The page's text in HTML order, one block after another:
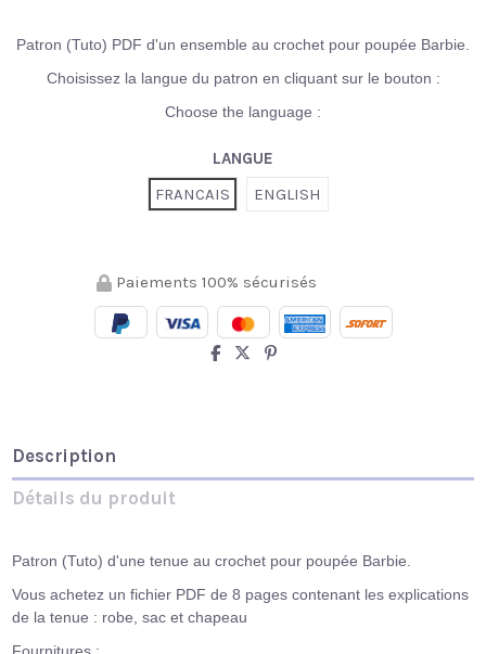
Patron (Tuto) PDF d'un ensemble au crochet pour poupée Barbie.
Choisissez la langue du patron en cliquant sur le bouton :
Choose the language :
LANGUE
FRANCAIS
ENGLISH
Paiements 100% sécurisés
Description
Détails du produit
Patron (Tuto) d'une tenue au crochet pour poupée Barbie.
Vous achetez un fichier PDF de 8 pages contenant les explications
de la tenue : robe, sac et chapeau